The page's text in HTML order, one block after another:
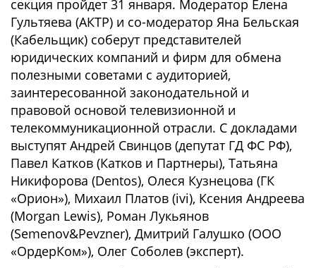
секция пройдет 31 января. Модератор Елена
Гультяева (АКТР) и со-модератор Яна Бельская
(Кабельщик) соберут представителей
юридических компаний и фирм для обмена
полезными советами с аудиторией,
заинтересованной законодательной и
правовой основой телевизионной и
телекоммуникационной отрасли. С докладами
выступят Андрей Свинцов (депутат ГД ФС РФ),
Павел Катков (Катков и Партнеры), Татьяна
Никифорова (Dentos), Олеся Кузнецова (ГК
«Орион»), Михаил Платов (ivi), Ксения Андреева
(Morgan Lewis), Роман Лукьянов
(Semenov&Pevzner), Дмитрий Галушко (ООО
«ОрдерКом»), Олег Соболев (эксперт).